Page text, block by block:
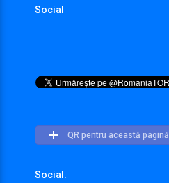
Social
QR pentru această pagină
Social.